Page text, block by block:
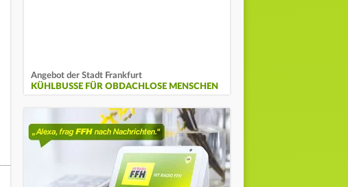
Angebot der Stadt Frankfurt
KÜHLBUSSE FÜR OBDACHLOSE MENSCHEN